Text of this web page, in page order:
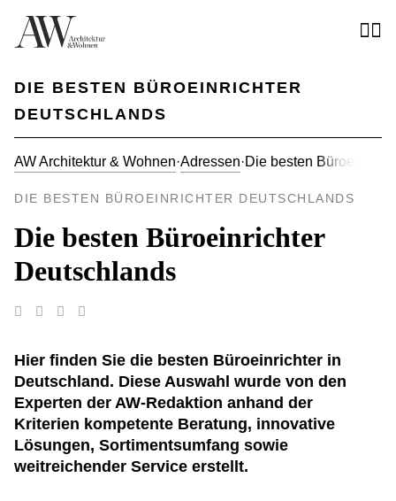
DIE BESTEN BÜROEINRICHTER
DEUTSCHLANDS
AW Architektur & Wohnen·Adressen·Die besten
DIE BESTEN BÜROEINRICHTER DEUTSCHLANDS
Die besten Büroeinrichter
Deutschlands
Hier finden Sie die besten Büroeinrichter in
Deutschland. Diese Auswahl wurde von den
Experten der AW-Redaktion anhand der
Kriterien kompetente Beratung, innovative
Lösungen, Sortimentsumfang sowie
weitreichender Service erstellt.